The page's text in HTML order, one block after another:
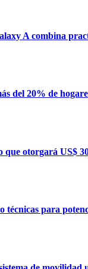
A combina
del 20% de
otorgará US$
técnicas para